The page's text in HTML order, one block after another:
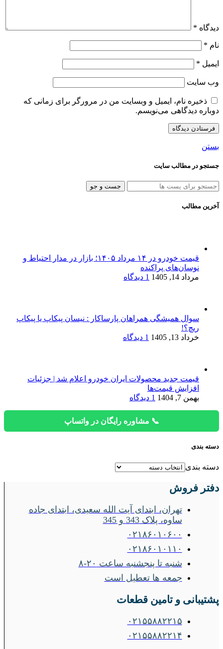
دیدگاه *
نام *
ایمیل *
وب‌ سایت
ذخیره نام، ایمیل و وبسایت من در مرورگر برای زمانی که
دوباره دیدگاهی می‌نویسم.
بستن
جستجو در مطالب سایت
جست و جو
آخرین مطالب
قیمت خودرو در ۱۴ مرداد ۱۴۰۵؛ بازار در مدار احتیاط و
نوسان‌های پراکنده
مرداد 14, 1405
1 دیدگاه
سوال همیشگی همراهان پارساکار : نیسان پیکاپ یا پیکاپ
ریچ؟!
خرداد 13, 1405
1 دیدگاه
قیمت جدید محصولات ایران خودرو اعلام شد | جزئیات
افزایش قیمت‌ها
بهمن 7, 1404
1 دیدگاه
📞 مشاوره رایگان در واتساپ
دسته بندی
دسته بندی
دفتر فروش
تهران، ابتدای آیت الله سعیدی، ابتدای جاده
ساوه، پلاک 343 و 345
۰۲۱۸۶۰۱۰۶۰۰
۰۲۱۸۶۰۱۰۱۱۰
شنبه تا پنجشنبه ساعت ۲۰-۸
جمعه ها تعطیل است
پشتیبانی و تامین قطعات
۰۲۱۵۵۸۸۲۲۱۵
۰۲۱۵۵۸۸۲۲۱۴